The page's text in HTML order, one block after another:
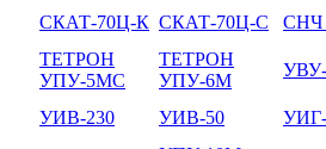
СКАТ-70Ц-К СКАТ-70Ц-С СНЧ
ТЕТРОН
УПУ-5МС
ТЕТРОН
УПУ-6М
УИВ-230 УИВ-50 УИГ-